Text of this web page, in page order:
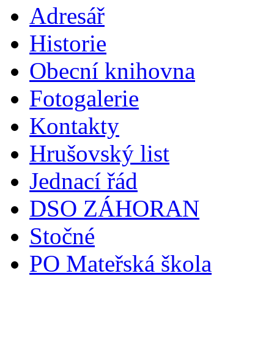
Adresář
Historie
Obecní knihovna
Fotogalerie
Kontakty
Hrušovský list
Jednací řád
DSO ZÁHORAN
Stočné
PO Mateřská škola